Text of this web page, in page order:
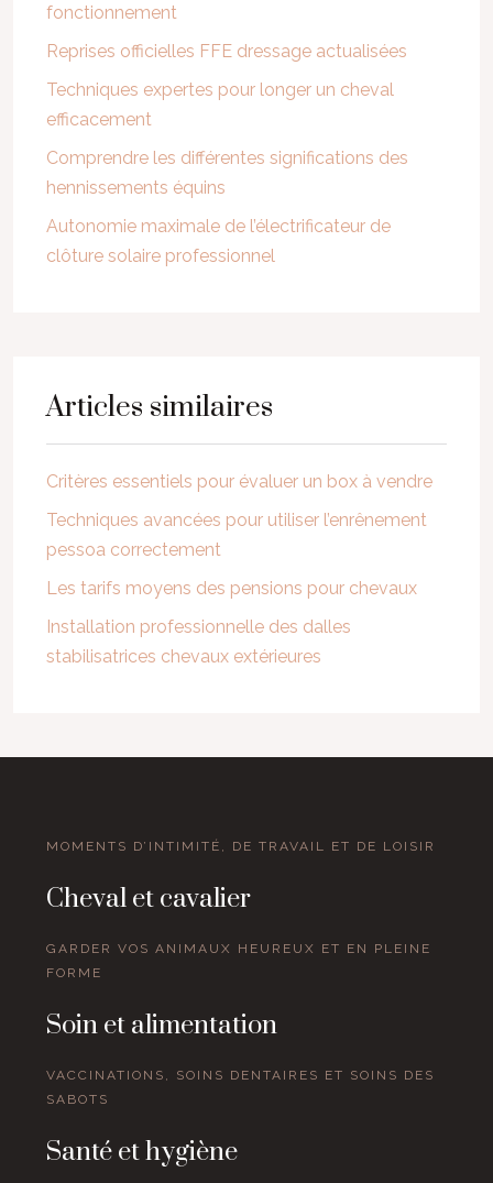
fonctionnement
Reprises officielles FFE dressage actualisées
Techniques expertes pour longer un cheval
efficacement
Comprendre les différentes significations des
hennissements équins
Autonomie maximale de l’électrificateur de
clôture solaire professionnel
Articles similaires
Critères essentiels pour évaluer un box à vendre
Techniques avancées pour utiliser l’enrênement
pessoa correctement
Les tarifs moyens des pensions pour chevaux
Installation professionnelle des dalles
stabilisatrices chevaux extérieures
MOMENTS D’INTIMITÉ, DE TRAVAIL ET DE LOISIR
Cheval et cavalier
GARDER VOS ANIMAUX HEUREUX ET EN PLEINE
FORME
Soin et alimentation
VACCINATIONS, SOINS DENTAIRES ET SOINS DES
SABOTS
Santé et hygiène